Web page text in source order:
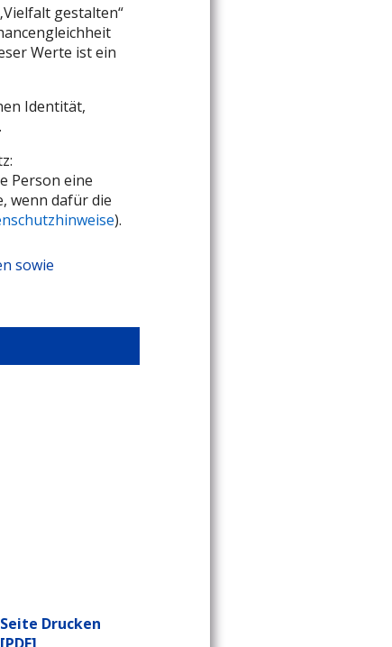
gestalten“
Werte ist ein
Identität,
Person eine
wenn dafür die
).
sowie
Seite Drucken